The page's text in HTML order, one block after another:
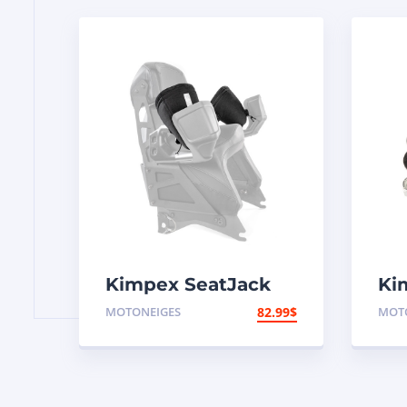
Kimpex SeatJack
Manchon pour
poignée de siège
passager
MOTONEIGES 82.99$